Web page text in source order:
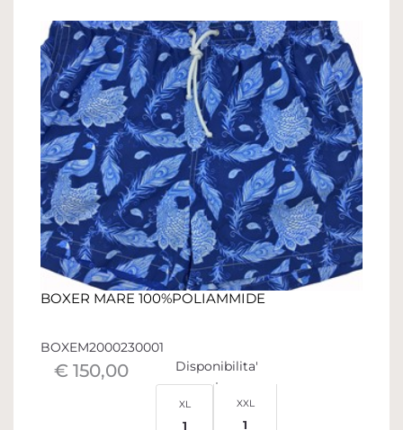
BOXER MARE 100%POLIAMMIDE
BOXEM2000230001
€ 150,00 Disponibilita'
XL
1
XXL
1